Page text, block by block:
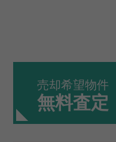
売却希望物件
無料査定